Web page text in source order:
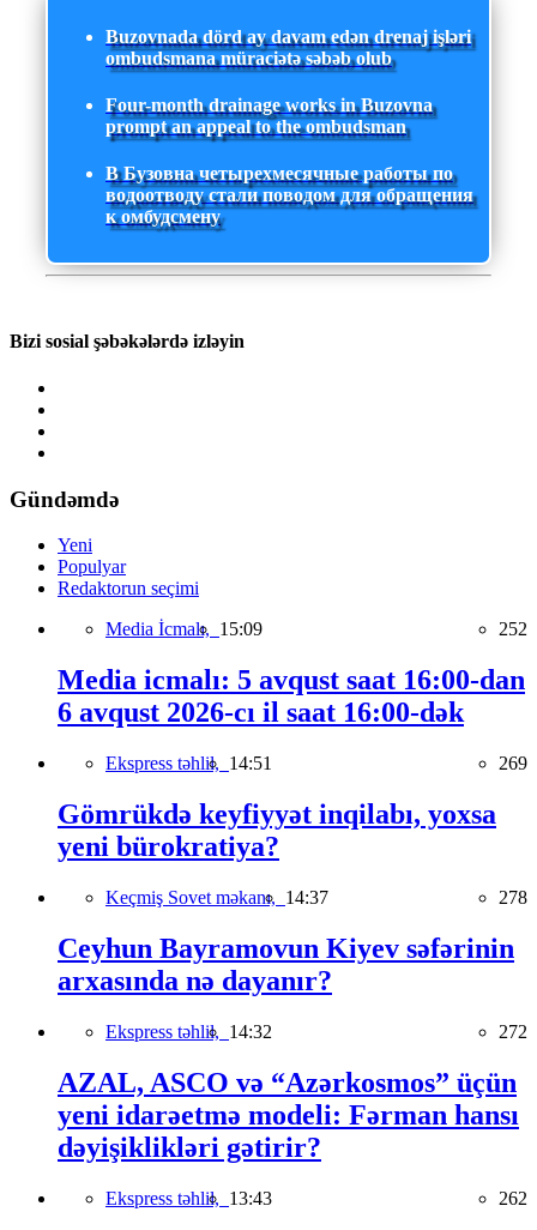
Buzovnada dörd ay davam edən drenaj işləri
ombudsmana müraciətə səbəb olub
Four-month drainage works in Buzovna
prompt an appeal to the ombudsman
В Бузовна четырехмесячные работы по
водоотводу стали поводом для обращения
к омбудсмену
Bizi sosial şəbəkələrdə izləyin
Gündəmdə
Yeni
Populyar
Redaktorun seçimi
Media İcmalı, 15:09 252
Media icmalı: 5 avqust saat 16:00-dan
6 avqust 2026-cı il saat 16:00-dək
Ekspress təhlil, 14:51 269
Gömrükdə keyfiyyət inqilabı, yoxsa
yeni bürokratiya?
Keçmiş Sovet məkanı, 14:37 278
Ceyhun Bayramovun Kiyev səfərinin
arxasında nə dayanır?
Ekspress təhlil, 14:32 272
AZAL, ASCO və “Azərkosmos” üçün
yeni idarəetmə modeli: Fərman hansı
dəyişiklikləri gətirir?
Ekspress təhlil, 13:43 262